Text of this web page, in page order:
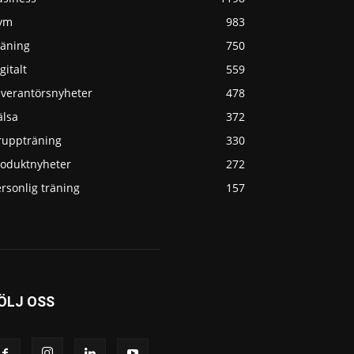
983
750
559
478
372
330
272
träning
157
OSS